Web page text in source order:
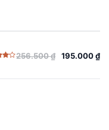
256.500₫ 195.000₫